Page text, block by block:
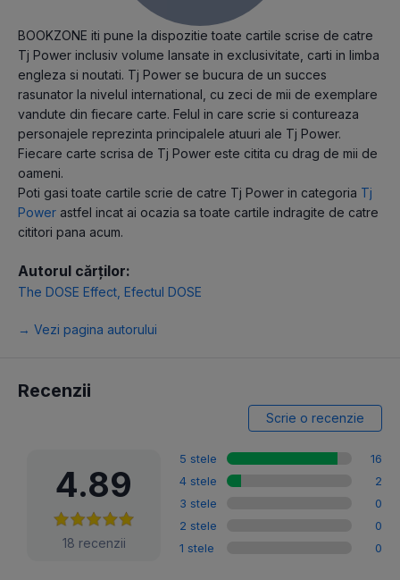
BOOKZONE iti pune la dispozitie toate cartile scrise de catre
Tj Power inclusiv volume lansate in exclusivitate, carti in limba
engleza si noutati. Tj Power se bucura de un succes
rasunator la nivelul international, cu zeci de mii de exemplare
vandute din fiecare carte. Felul in care scrie si contureaza
personajele reprezinta principalele atuuri ale Tj Power.
Fiecare carte scrisa de Tj Power este citita cu drag de mii de
oameni.
Poti gasi toate cartile scrie de catre Tj Power in categoria Tj
Power astfel incat ai ocazia sa toate cartile indragite de catre
cititori pana acum.
Autorul cărților:
The DOSE Effect Efectul DOSE
→ Vezi pagina autorului
Recenzii
Scrie o recenzie
4.89
18 recenzii
5 stele
16
4 stele
2
3 stele
0
2 stele
0
1 stele
0